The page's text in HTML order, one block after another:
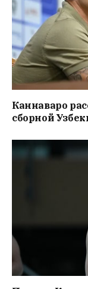
Каннаваро
сборной